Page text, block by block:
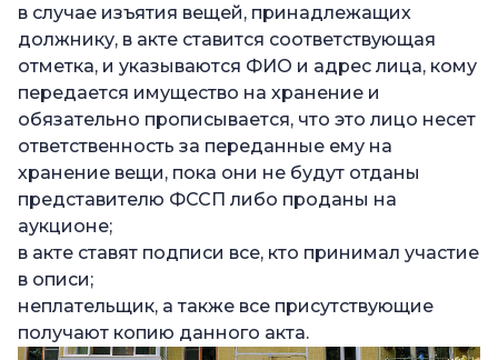
в случае изъятия вещей, принадлежащих
должнику, в акте ставится соответствующая
отметка, и указываются ФИО и адрес лица, кому
передается имущество на хранение и
обязательно прописывается, что это лицо несет
ответственность за переданные ему на
хранение вещи, пока они не будут отданы
представителю ФССП либо проданы на
аукционе;
в акте ставят подписи все, кто принимал участие
в описи;
неплательщик, а также все присутствующие
получают копию данного акта.